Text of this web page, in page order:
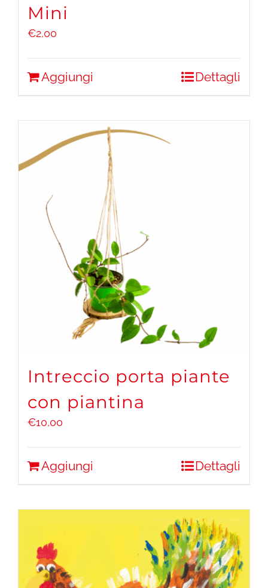
Mini
€2,00
Aggiungi Dettagli
Intreccio porta piante
con piantina
€10,00
Aggiungi Dettagli